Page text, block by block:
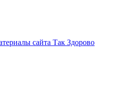
сайта Так Здорово